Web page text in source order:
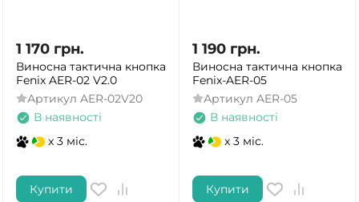
1 170 грн.
Виносна тактична кнопка
Fenix AER-02 V2.0
Артикул AER-02V20
В наявності
x 3 міс.
Купити
1 190 грн.
Виносна тактична кнопка
Fenix-AER-05
Артикул AER-05
В наявності
x 3 міс.
Купити